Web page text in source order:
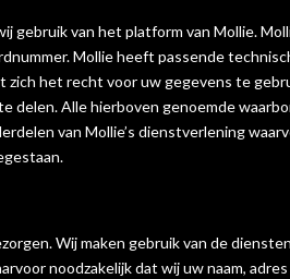
gebruik van het platform van Mollie.
Mollie heeft passende
het recht voor uw gegevens te
delen. Alle hierboven genoemde
van Mollie’s dienstverlening
Wij maken gebruik van de
noodzakelijk dat wij uw naam,